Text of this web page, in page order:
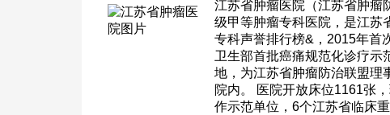
江苏省肿瘤医院（江苏省肿瘤
级甲等肿瘤专科医院，是江苏
专科声誉排行榜&，2015年首
卫生部首批癌痛规范化诊疗示
地，为江苏省肿瘤防治联盟理
院内。 医院开放床位1161张
作示范单位，6个江苏省临床